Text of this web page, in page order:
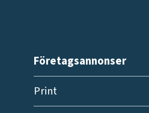
Företagsannonser
Print